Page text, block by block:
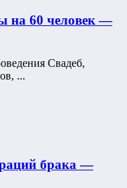
на 60 человек —
Свадеб,
...
брака —